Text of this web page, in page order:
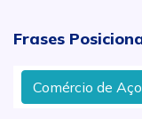
Frases
Comércio de Aço